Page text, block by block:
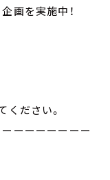
画を実施中！
ください。
ーーーーーーー